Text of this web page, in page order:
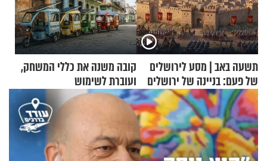
תשעה באב | מסע לירושלים
של פעם: בניינה של ירושלים
קובה משנה את כללי המשחק,
ועוברת לשימוש
בתלת־אופנועים סולאריים